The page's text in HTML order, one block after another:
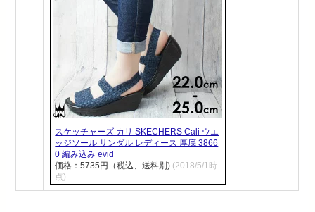
スケッチャーズ カリ SKECHERS Cali ウエ
ッジソール サンダル レディース 厚底 3866
0 編み込み evid
価格：5735円（税込、送料別) (2018/5/1時
点)